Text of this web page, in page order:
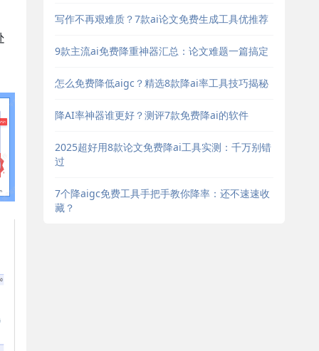
写作不再艰难质？7款ai论文免费生成工具优推荐
9款主流ai免费降重神器汇总：论文难题一篇搞定
怎么免费降低aigc？精选8款降ai率工具技巧揭秘
降AI率神器谁更好？测评7款免费降ai的软件
2025超好用8款论文免费降ai工具实测：千万别错
过
7个降aigc免费工具手把手教你降率：还不速速收
藏？